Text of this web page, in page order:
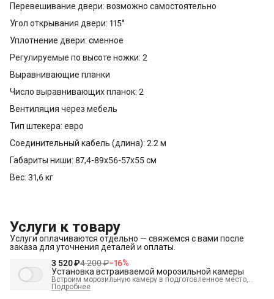
Перевешивание двери: возможно самостоятельно
Угол открывания двери: 115°
Уплотнение двери: сменное
Регулируемые по высоте ножки: 2
Выравнивающие планки
Число выравнивающих планок: 2
Вентиляция через мебель
Тип штекера: евро
Соединительный кабель (длина): 2.2 м
Габариты ниши: 87,4-89x56-57x55 см
Вес: 31,6 кг
Услуги к товару
Услуги оплачиваются отдельно — свяжемся с вами после
заказа для уточнения деталей и оплаты.
3 520 ₽4 200 ₽−16%
Установка встраиваемой морозильной камеры
Встроим морозильную камеру в подготовленное место,
установим полки, выставим по уровню, подключим к
электросети и проверим работоспособность
Подробнее